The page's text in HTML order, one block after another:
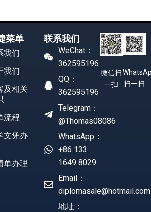
菜单
我们
我们
及相关
流程
文凭办
单办理
联系我们
WeChat：
362595196
QQ：
362595196
Telegram：
@Thomas08086
WhatsApp：
+86 133
1649 8029
Email：
diplomasale@hotmail.com
地址：
微信扫
一扫
扫一扫